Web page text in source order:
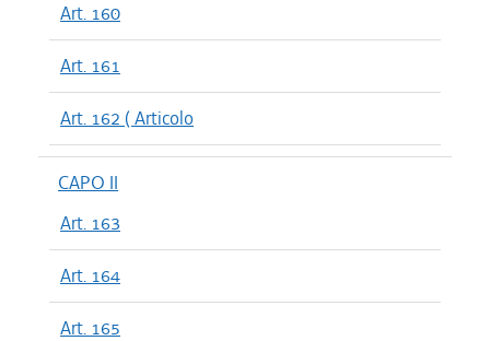
Art. 160
Art. 161
Art. 162 ( Articolo
CAPO II
Art. 163
Art. 164
Art. 165